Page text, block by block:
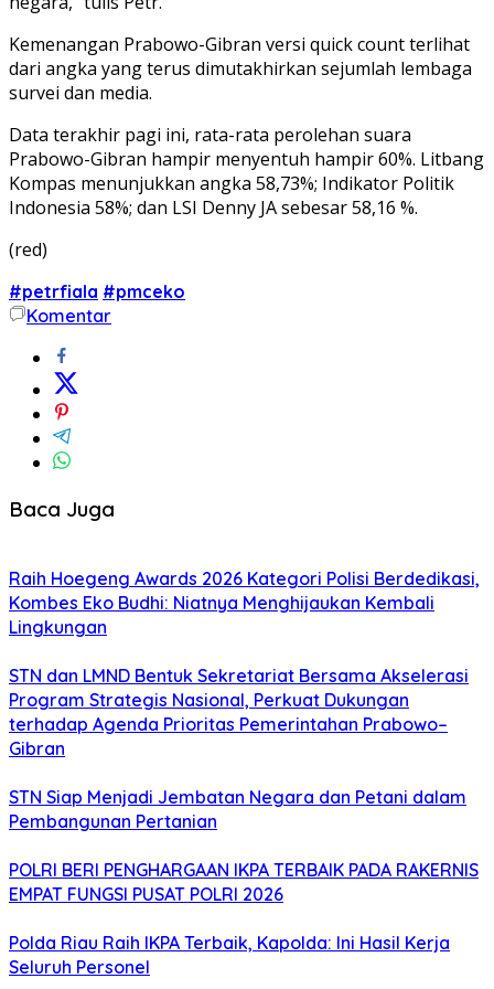
Kemenangan Prabowo-Gibran versi quick count terlihat
dari angka yang terus dimutakhirkan sejumlah lembaga
survei dan media.
Data terakhir pagi ini, rata-rata perolehan suara
Prabowo-Gibran hampir menyentuh hampir 60%. Litbang
Kompas menunjukkan angka 58,73%; Indikator Politik
Indonesia 58%; dan LSI Denny JA sebesar 58,16 %.
(red)
#petrfiala #pmceko
Komentar
Baca Juga
Raih Hoegeng Awards 2026 Kategori Polisi Berdedikasi,
Kombes Eko Budhi: Niatnya Menghijaukan Kembali
Lingkungan
STN dan LMND Bentuk Sekretariat Bersama Akselerasi
Program Strategis Nasional, Perkuat Dukungan
terhadap Agenda Prioritas Pemerintahan Prabowo–
Gibran
STN Siap Menjadi Jembatan Negara dan Petani dalam
Pembangunan Pertanian
POLRI BERI PENGHARGAAN IKPA TERBAIK PADA RAKERNIS
EMPAT FUNGSI PUSAT POLRI 2026
Polda Riau Raih IKPA Terbaik, Kapolda: Ini Hasil Kerja
Seluruh Personel